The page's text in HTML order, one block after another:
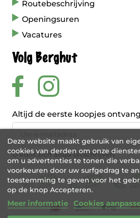
Routebeschrijving
Openingsuren
Vacatures
Volg Berghut
Altijd de eerste koopjes
U kunt zich altijd uitschrijven
Deze website maakt gebruik van
cookies van derden om onze
om u advertenties te tonen die
voorkeuren door uw surfgedrag te
toestemming te geven voor het
op de knop Accepteren.
Meer informatie Cookies